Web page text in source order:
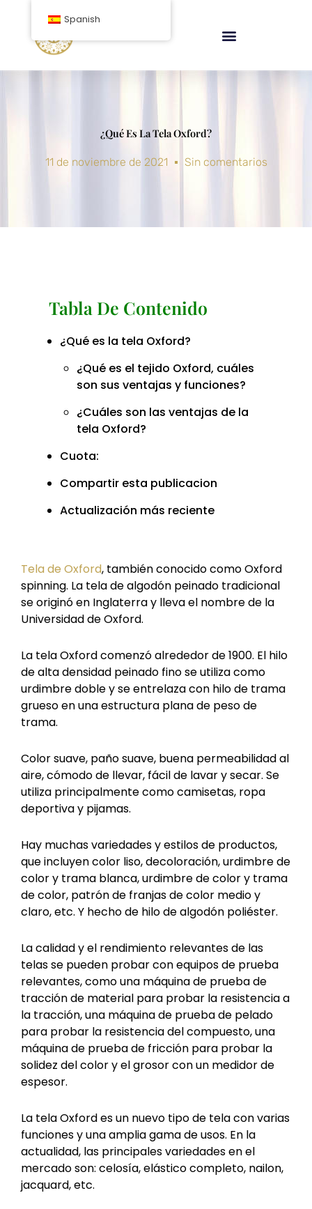
contenido
¿Qué Es La Tela Oxford?
11 de noviembre de 2021 Sin comentarios
Tabla De Contenido
¿Qué es la tela Oxford?
¿Qué es el tejido Oxford, cuáles
son sus ventajas y funciones?
¿Cuáles son las ventajas de la
tela Oxford?
Cuota:
Compartir esta publicacion
Actualización más reciente
Tela de Oxford, también conocido como Oxford
spinning. La tela de algodón peinado tradicional
se originó en Inglaterra y lleva el nombre de la
Universidad de Oxford.
La tela Oxford comenzó alrededor de 1900. El hilo
de alta densidad peinado fino se utiliza como
urdimbre doble y se entrelaza con hilo de trama
grueso en una estructura plana de peso de
trama.
Color suave, paño suave, buena permeabilidad al
aire, cómodo de llevar, fácil de lavar y secar. Se
utiliza principalmente como camisetas, ropa
deportiva y pijamas.
Hay muchas variedades y estilos de productos,
que incluyen color liso, decoloración, urdimbre de
color y trama blanca, urdimbre de color y trama
de color, patrón de franjas de color medio y
claro, etc. Y hecho de hilo de algodón poliéster.
La calidad y el rendimiento relevantes de las
telas se pueden probar con equipos de prueba
relevantes, como una máquina de prueba de
tracción de material para probar la resistencia a
la tracción, una máquina de prueba de pelado
para probar la resistencia del compuesto, una
máquina de prueba de fricción para probar la
solidez del color y el grosor con un medidor de
espesor.
La tela Oxford es un nuevo tipo de tela con varias
funciones y una amplia gama de usos. En la
actualidad, las principales variedades en el
mercado son: celosía, elástico completo, nailon,
jacquard, etc.
Spanish